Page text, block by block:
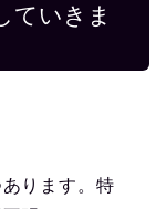
ていきま
ります。特